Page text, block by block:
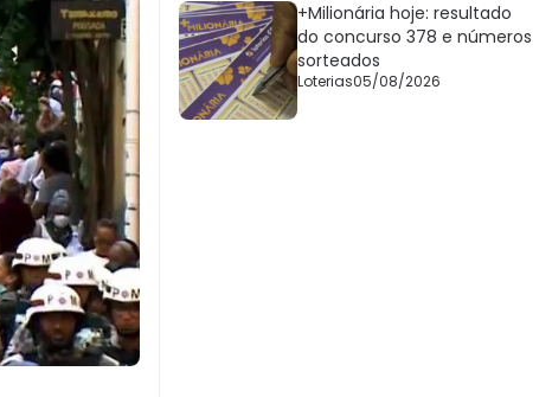
+Milionária hoje: resultado
do concurso 378 e números
sorteados
Loterias05/08/2026